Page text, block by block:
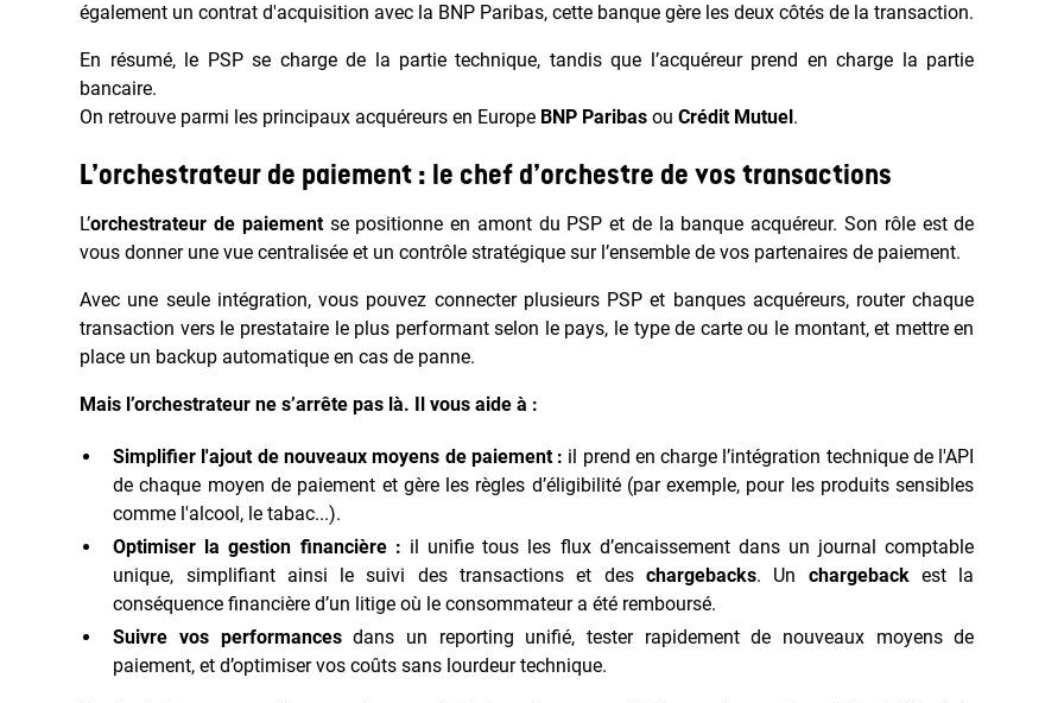
également un contrat d'acquisition avec la BNP Paribas, cette banque gère les deux côtés de la transaction.
En résumé, le PSP se charge de la partie technique, tandis que l’acquéreur prend en charge la partie
bancaire.
On retrouve parmi les principaux acquéreurs en Europe BNP Paribas ouCrédit Mutuel.
L’orchestrateur de paiement : le chef d’orchestre de vos transactions
L’orchestrateur de paiementse positionne en amont du PSP et de la banque acquéreur. Son rôle est de
vous donner une vue centralisée et un contrôle stratégique sur l’ensemble de vos partenaires de paiement.
Avec une seule intégration, vous pouvez connecter plusieurs PSP et banques acquéreurs, router chaque
transaction vers le prestataire le plus performant selon le pays, le type de carte ou le montant, et mettre en
place un backup automatique en cas de panne.
Mais l’orchestrateur ne s’arrête pas là. Il vous aide à :
Simplifier l'ajout de nouveaux moyens de paiement : il prend en charge l’intégration technique de l'API
de chaque moyen de paiement et gère les règles d’éligibilité (par exemple, pour les produits sensibles
comme l'alcool, le tabac...).
Optimiser la gestion financière : il unifie tous les flux d’encaissement dans un journal comptable
unique, simplifiant ainsi le suivi des transactions et deschargebacks. Un chargebackest la
conséquence financière d’un litige où le consommateur a été remboursé.
Suivre vos performancesdans un reporting unifié, tester rapidement de nouveaux moyens de
paiement, et d’optimiser vos coûts sans lourdeur technique.